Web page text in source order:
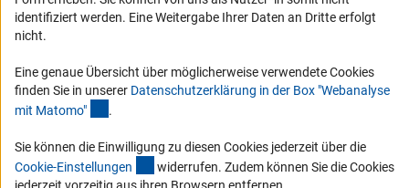
Erhalten Sie Neuigkeiten aus der DFG direkt in Ihr Mailpostfach oder
schauen Sie sich die Ausgaben online an.
Zum Newsletter
Impressum Datenschutz Cookie-Einstellungen
identifiziert werden. Eine Weitergabe Ihrer Daten an Dritte erfolgt
nicht.
Eine genaue Übersicht über möglicherweise verwendete Cookies
finden Sie in unserer Datenschutzerklärung in der Box "Webanalyse
mit Matomo" .
Sie können die Einwilligung zu diesen Cookies jederzeit über die
Cookie-Einstellungen (interner Link)
widerrufen. Zudem können Sie die Cookies